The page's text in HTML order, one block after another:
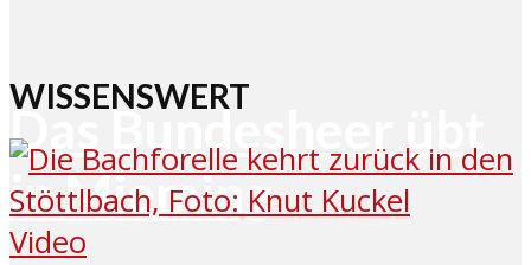
Das Bundesheer übt
in Mieming
WISSENSWERT
Video